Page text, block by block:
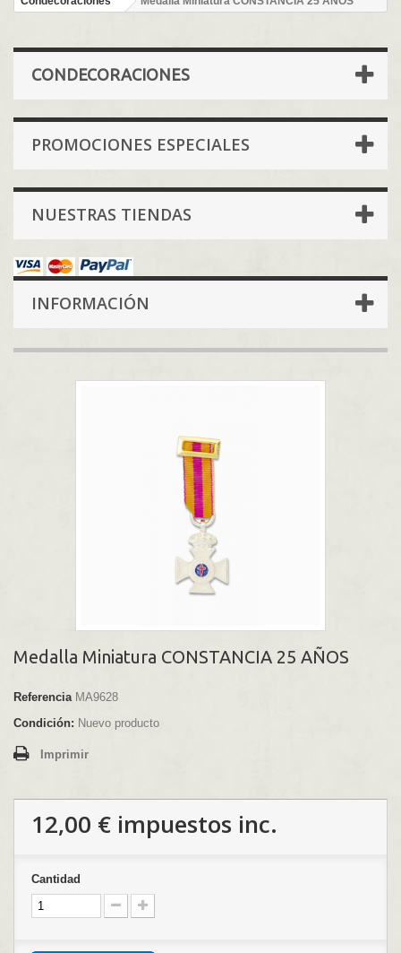
CONDECORACIONES
PROMOCIONES ESPECIALES
NUESTRAS TIENDAS
INFORMACIÓN
Medalla Miniatura CONSTANCIA 25 AÑOS
Referencia MA9628
Condición: Nuevo producto
Imprimir
12,00 € impuestos inc.
Cantidad